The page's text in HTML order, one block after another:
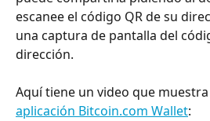
escanee el código QR de su
una captura de pantalla del
dirección.
Aquí tiene un video que
aplicación Bitcoin.com Wallet: